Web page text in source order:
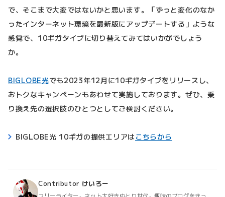
で、そこまで大変ではないかと思います。「ずっと変化のなか
ったインターネット環境を最新版にアップデートする」ような
感覚で、10ギガタイプに切り替えてみてはいかがでしょう
か。
BIGLOBE光でも2023年12月に10ギガタイプをリリースし、
おトクなキャンペーンもあわせて実施しております。ぜひ、乗
り換え先の選択肢のひとつとしてご検討ください。
BIGLOBE光 10ギガの提供エリアは こちらから
Contributor けいろー